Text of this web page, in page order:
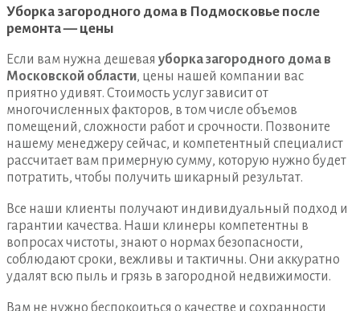
Уборка загородного дома в Подмосковье после
ремонта — цены
Если вам нужна дешевая уборка загородного дома в
Московской области, цены нашей компании вас
приятно удивят. Стоимость услуг зависит от
многочисленных факторов, в том числе объемов
помещений, сложности работ и срочности. Позвоните
нашему менеджеру сейчас, и компетентный специалист
рассчитает вам примерную сумму, которую нужно будет
потратить, чтобы получить шикарный результат.
Все наши клиенты получают индивидуальный подход и
гарантии качества. Наши клинеры компетентны в
вопросах чистоты, знают о нормах безопасности,
соблюдают сроки, вежливы и тактичны. Они аккуратно
удалят всю пыль и грязь в загородной недвижимости.
Вам не нужно беспокоиться о качестве и сохранности